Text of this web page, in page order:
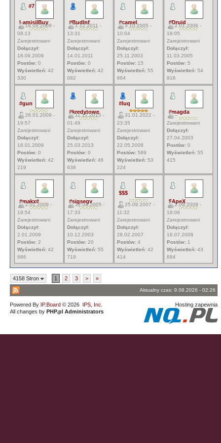
#7
LamisilBuy
18.09.2009 -
08:13
Zarejestrowani
Dołączył:
18.09.2009
Postów: 0
Wyświetleń: 42
330
#BudInf
1.12.2011 -
13:31
Zarejestrowani
Dołączył:
14.01.2011
Postów: 0
Wyświetleń: 42
082
#camel
5.10.2005 -
10:04
Zarejestrowani
Dołączył:
25.11.2003
Postów: 15
Wyświetleń: 55
964
#Druid
2.01.2006 -
18:05
Zarejestrowani
Dołączył:
11.03.2005
Postów: 5
Wyświetleń: 54
916
#gun
26.01.2009 -
19:57
Zarejestrowani
Dołączył:
18.01.2009
Postów: 0
Wyświetleń: 42
219
#kredytowe
11.12.2015 -
01:49
Zarejestrowani
Dołączył:
25.03.2013
Postów: 0
Wyświetleń: 46
638
#luq
31.01.2022 -
23:35
Zarejestrowani
Dołączył:
22.05.2008
Postów: 589
Wyświetleń: 53
224
#magda
--
Zarejestrowani
Dołączył:
27.04.2003
Postów: 0
Wyświetleń: 55
415
#makx#
2.01.2009 -
19:54
Zarejestrowani
Dołączył:
2.01.2009
Postów: 2
Wyświetleń: 42
686
#sigsegv
12.04.2005 -
17:33
Zarejestrowani
Dołączył:
10.12.2003
Postów: 20
Wyświetleń: 55
719
$$$
25.09.2007 -
11:32
Zarejestrowani
Dołączył:
28.02.2007
Postów: 4
Wyświetleń: 42
414
$ApeX
2.09.2008 -
18:06
Zarejestrowani
Dołączył:
16.07.2008
Postów: 1
Wyświetleń: 43
884
4158 Stron 1 2 3 > »
Aktualny czas: 9.08.2026 - 02:26
Powered By IP.Board © 2026 IPS, Inc
All changes by PHP.pl Administrators
Hosting zapewnia